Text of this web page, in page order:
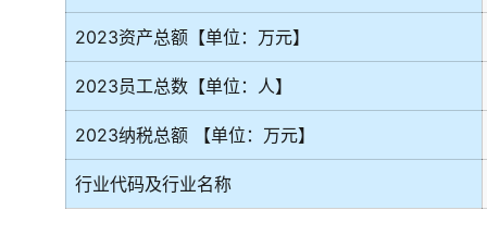
2023资产总额【单位：万元】
2023员工总数【单位：人】
2023纳税总额 【单位：万元】
行业代码及行业名称